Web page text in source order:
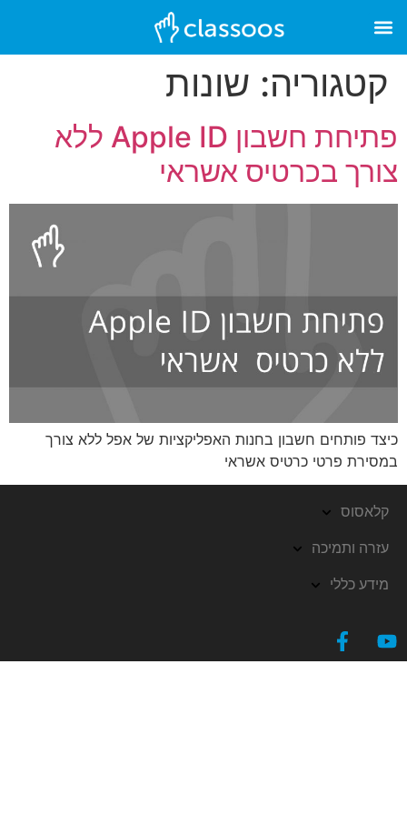
קטגוריה: שונות
פתיחת חשבון Apple ID ללא
צורך בכרטיס אשראי
כיצד פותחים חשבון בחנות האפליקציות של אפל ללא צורך
במסירת פרטי כרטיס אשראי
קלאסוס
עזרה ותמיכה
מידע כללי